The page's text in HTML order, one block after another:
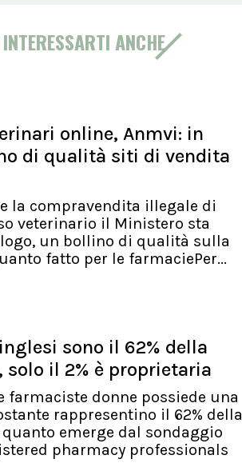
ANCHE
online, Anmvi: in
di qualità siti di vendita
la compravendita illegale di
veterinario il Ministero sta
un bollino di qualità sulla
fatto per le farmaciePer...
sono il 62% della
solo il 2% è proprietaria
farmaciste donne possiede una
rappresentino il 62% della
quanto emerge dal sondaggio
pharmacy professionals